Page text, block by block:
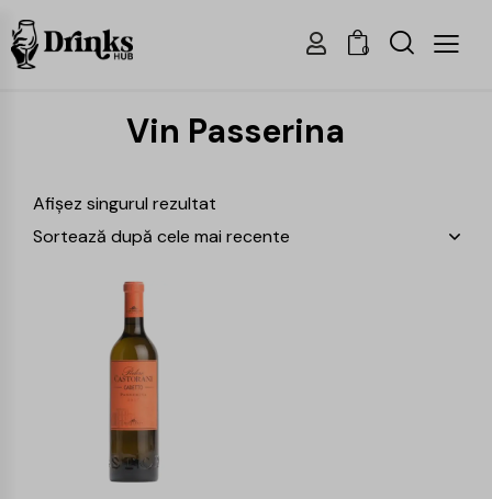
0
Vin Passerina
Afișez singurul rezultat